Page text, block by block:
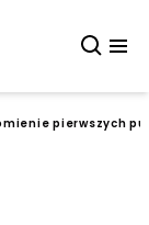
pierwszych